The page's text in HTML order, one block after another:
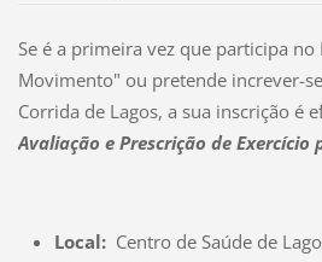
Se é a primeira vez que participa no
Movimento" ou pretende increver-
Corrida de Lagos, a sua inscrição é
Avaliação e Prescrição de Exercício
Local: Centro de Saúde de